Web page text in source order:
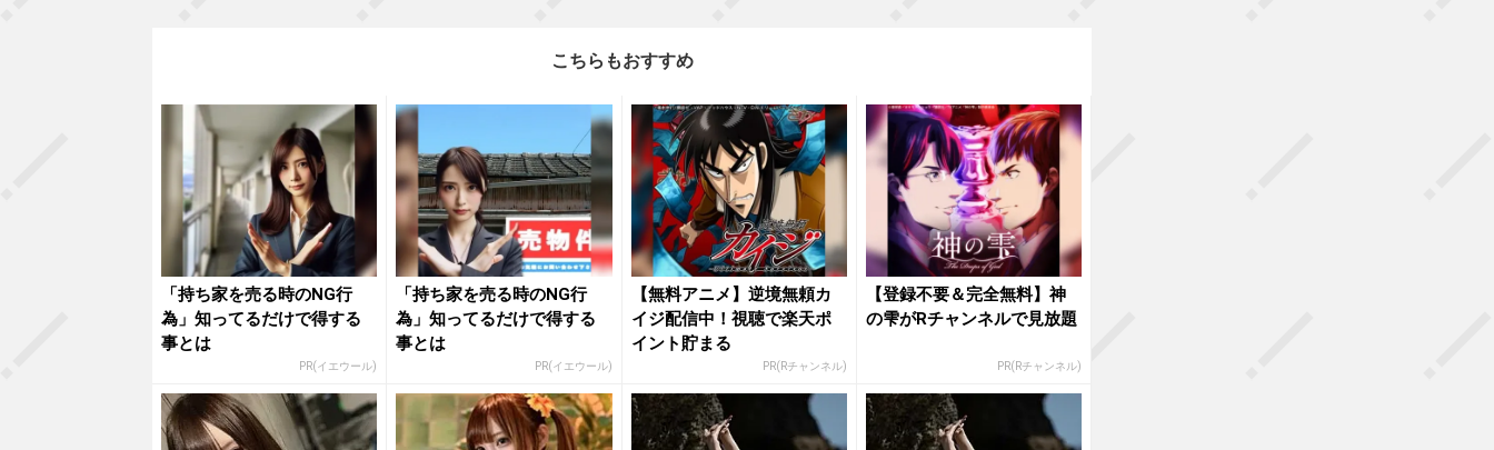
こちらもおすすめ
「持ち家を売る時のNG行
為」知ってるだけで得する
事とは
PR(イエウール)
「持ち家を売る時のNG行
為」知ってるだけで得する
事とは
PR(イエウール)
【無料アニメ】逆境無頼カ
イジ配信中！視聴で楽天ポ
イント貯まる
PR(Rチャンネル)
【登録不要＆完全無料】神
の雫がRチャンネルで見放題
PR(Rチャンネル)